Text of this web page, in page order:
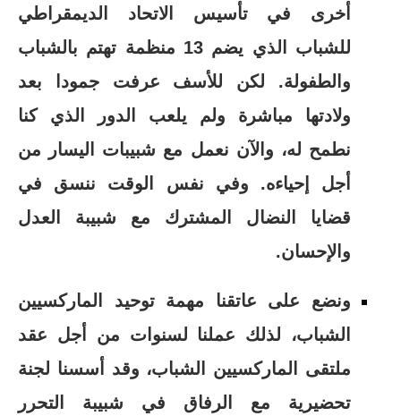
أخرى في تأسيس الاتحاد الديمقراطي
للشباب الذي يضم 13 منظمة تهتم بالشباب
والطفولة. لكن للأسف عرفت جمودا بعد
ولادتها مباشرة ولم يلعب الدور الذي كنا
نطمح له، والآن نعمل مع شبيبات اليسار من
أجل إحياءه. وفي نفس الوقت ننسق في
قضايا النضال المشترك مع شبيبة العدل
والإحسان.
ونضع على عاتقنا مهمة توحيد الماركسيين
الشباب، لذلك عملنا لسنوات من أجل عقد
ملتقى الماركسيين الشباب، وقد أسسنا لجنة
تحضيرية مع الرفاق في شبيبة التحرر